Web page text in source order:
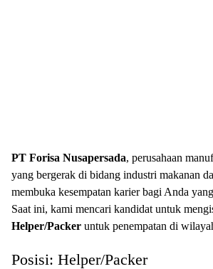
PT Forisa Nusapersada, perusahaan
yang bergerak di bidang industri makanan
membuka kesempatan karier bagi Anda
Saat ini, kami mencari kandidat untuk
Helper/Packer untuk penempatan di
Posisi: Helper/Packer